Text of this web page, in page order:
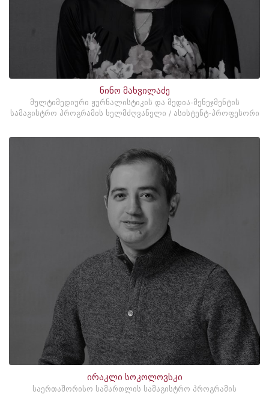
ნინო მახვილაძე
მულტიმედიური ჟურნალისტიკის და მედია-მენეჯმენტის
სამაგისტრო პროგრამის ხელმძღვანელი / ასისტენტ-პროფესორი
ირაკლი სოკოლოვსკი
საერთაშორისო სამართლის სამაგისტრო პროგრამის